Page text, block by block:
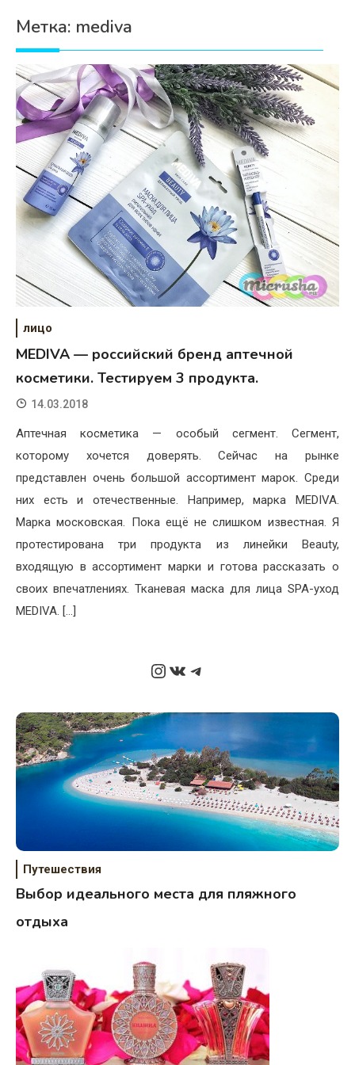
Свадьба
Дом
Жизнь
Хобби
Красота
Недвижимость
Метка: mediva
лицо
MEDIVA — российский бренд аптечной
косметики. Тестируем 3 продукта.
14.03.2018
Аптечная косметика — особый сегмент. Сегмент,
которому хочется доверять. Сейчас на рынке
представлен очень большой ассортимент марок. Среди
них есть и отечественные. Например, марка MEDIVA.
Марка московская. Пока ещё не слишком известная. Я
протестирована три продукта из линейки Beauty,
входящую в ассортимент марки и готова рассказать о
своих впечатлениях. Тканевая маска для лица SPA-уход
MEDIVA. […]
Instagram
ВКонтакте
Telegram
Путешествия
Выбор идеального места для пляжного
отдыха